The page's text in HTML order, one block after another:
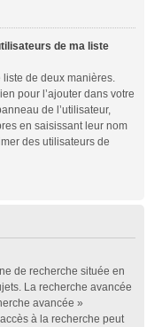
de ma liste
de deux manières.
pour l’ajouter dans votre
de l’utilisateur,
en saisissant leur nom
des utilisateurs de
de recherche située en
La recherche avancée
avancée »
à la recherche peut